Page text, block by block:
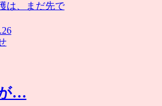
は、まだ先で
…